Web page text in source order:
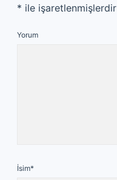
* ile işaretlenmişlerdir
Yorum
İsim*